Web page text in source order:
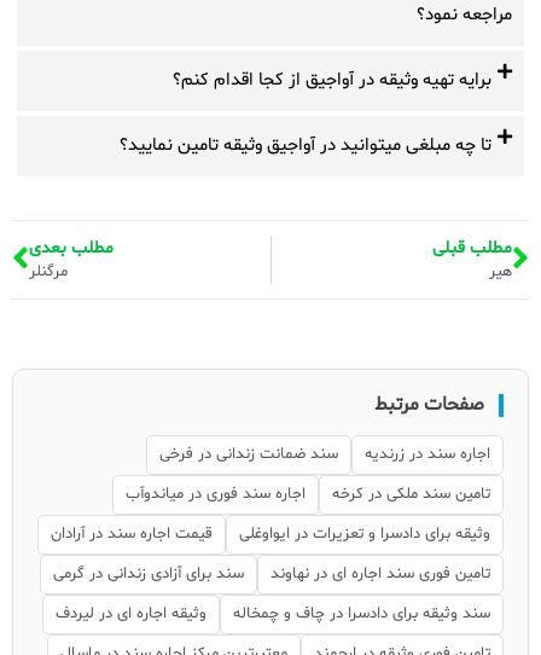
مراجعه نمود؟
برایه تهیه وثیقه در آواجیق از کجا اقدام کنم؟
تا چه مبلغی میتوانید در آواجیق وثیقه تامین نمایید؟
مطلب قبلی
هیر
مطلب بعدی
مرگنلر
صفحات مرتبط
اجاره سند در زرندیه
سند ضمانت زندانی در فرخی
تامین سند ملکی در کرخه
اجاره سند فوری در میاندوآب
وثیقه برای دادسرا و تعزیرات در ایواوغلی
قیمت اجاره سند در آرادان
تامین فوری سند اجاره ای در نهاوند
سند برای آزادی زندانی در گرمی
سند وثیقه برای دادسرا در چاف و چمخاله
وثیقه اجاره ای در لیردف